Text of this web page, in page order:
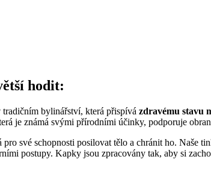
hodit:
bylinářství, která přispívá zdravému stavu
je známá svými přírodními účinky, podporuje
své schopnosti posilovat tělo a chránit ho. Naše
postupy. Kapky jsou zpracovány tak, aby si